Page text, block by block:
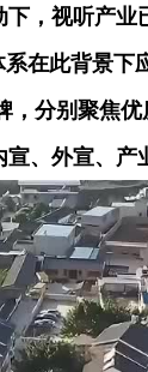
，视听产
在此背景下
，分别聚焦
、外宣、产